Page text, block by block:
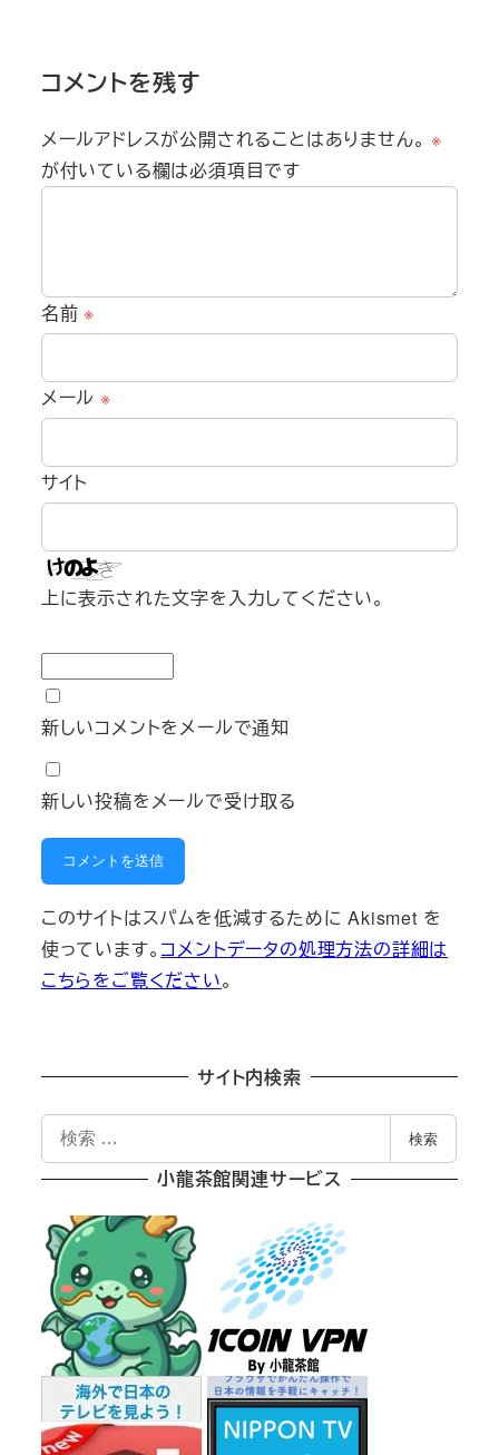
コメントを残す
メールアドレスが公開されることはありません。 ※
が付いている欄は必須項目です
名前※
メール ※
サイト
上に表示された文字を入力してください。
新しいコメントをメールで通知
新しい投稿をメールで受け取る
このサイトはスパムを低減するために Akismet を
使っています。 コメントデータの処理方法の詳細は
こちらをご覧ください。
サイト内検索
索
検索
小龍茶館関連サービス